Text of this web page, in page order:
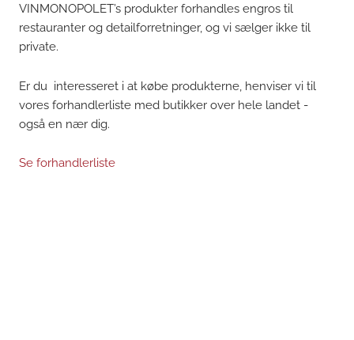
VINMONOPOLET’s produkter forhandles engros til
restauranter og detailforretninger, og vi sælger ikke til
private.
Er du interesseret i at købe produkterne, henviser vi til
vores forhandlerliste med butikker over hele landet -
også en nær dig.
Se forhandlerliste